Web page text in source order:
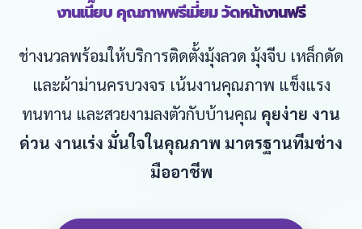
งานเนี๊ยบ คุณภาพพรีเมี่ยม วัดหน้างานฟรี
ช่างนวลพร้อมให้บริการติดตั้งมุ้งลวด มุ้งจีบ เหล็กดัด
และผ้าม่านครบวงจร เน้นงานคุณภาพ แข็งแรง
ทนทาน และสวยงามลงตัวกับบ้านคุณ คุยง่าย งาน
ด่วน งานเร่ง มั่นใจในคุณภาพ มาตรฐานทีมช่าง
มืออาชีพ